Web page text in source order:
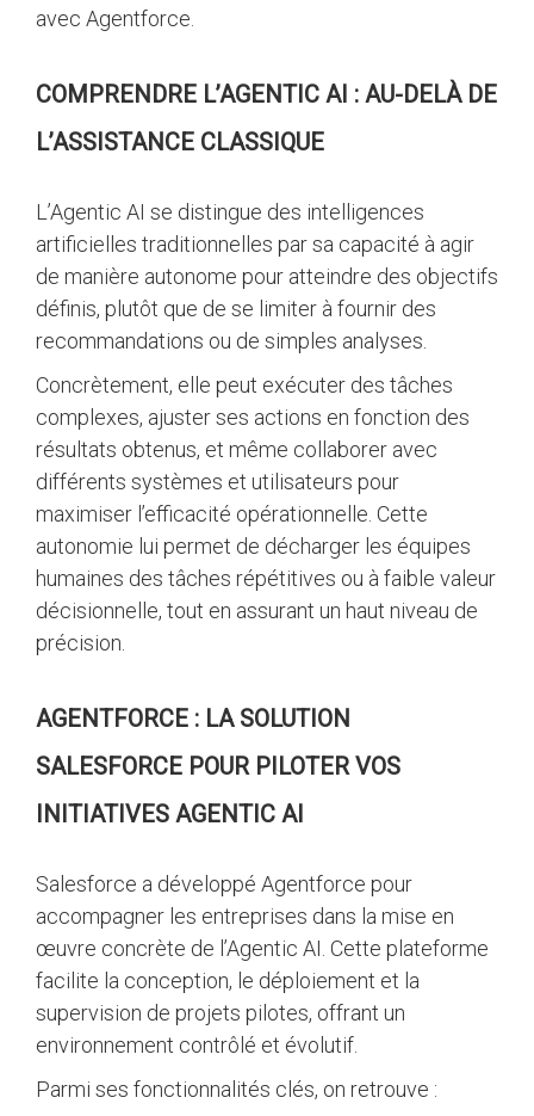
avec Agentforce.
COMPRENDRE L’AGENTIC AI : AU-DELÀ DE
L’ASSISTANCE CLASSIQUE
L’Agentic AI se distingue des intelligences
artificielles traditionnelles par sa capacité à agir
de manière autonome pour atteindre des objectifs
définis, plutôt que de se limiter à fournir des
recommandations ou de simples analyses.
Concrètement, elle peut exécuter des tâches
complexes, ajuster ses actions en fonction des
résultats obtenus, et même collaborer avec
différents systèmes et utilisateurs pour
maximiser l’efficacité opérationnelle. Cette
autonomie lui permet de décharger les équipes
humaines des tâches répétitives ou à faible valeur
décisionnelle, tout en assurant un haut niveau de
précision.
AGENTFORCE : LA SOLUTION
SALESFORCE POUR PILOTER VOS
INITIATIVES AGENTIC AI
Salesforce a développé Agentforce pour
accompagner les entreprises dans la mise en
œuvre concrète de l’Agentic AI. Cette plateforme
facilite la conception, le déploiement et la
supervision de projets pilotes, offrant un
environnement contrôlé et évolutif.
Parmi ses fonctionnalités clés, on retrouve :